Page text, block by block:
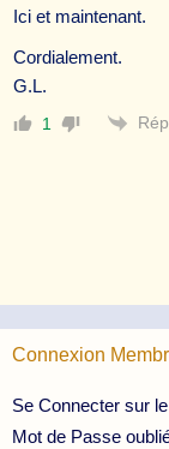
Ici et maintenant.
Cordialement.
G.L.
1
Connexion
Se Connecter sur
Mot de Passe